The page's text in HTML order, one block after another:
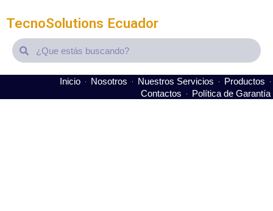
TecnoSolutions Ecuador
SearchSearch
Inicio Nosotros Nuestros Servicios
Productos
Contactos
Política de Garantía